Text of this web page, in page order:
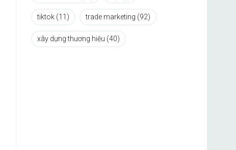
tiktok (11) trade marketing (92)
xây dựng thương hiệu (40)